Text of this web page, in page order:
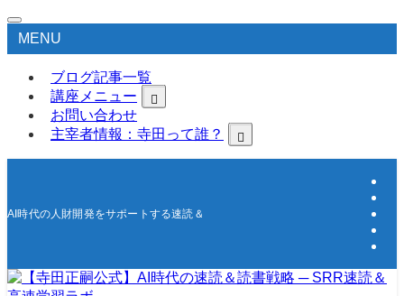
MENU
ブログ記事一覧
講座メニュー
お問い合わせ
主宰者情報：寺田って誰？
AI時代の人財開発をサポートする速読＆高速学習の研究所